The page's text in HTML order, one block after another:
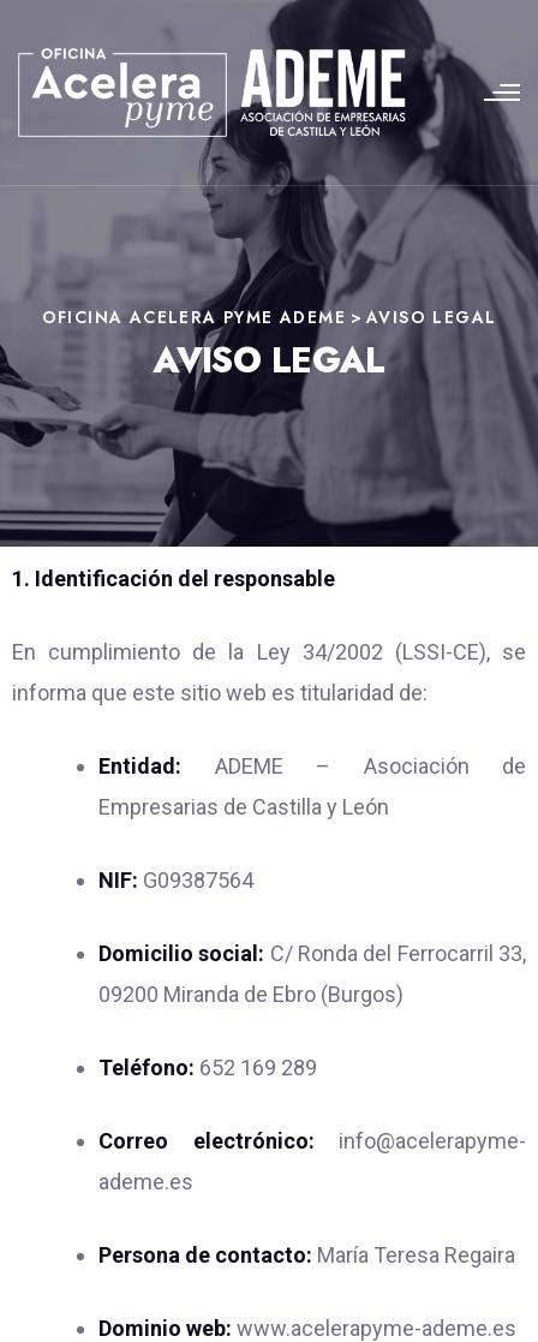
OFICINA ACELERA PYME ADEME >AVISO LEGAL
AVISO LEGAL
1. Identificación del responsable
En cumplimiento de la Ley 34/2002 (LSSI-CE), se
informa que este sitio web es titularidad de:
Entidad: ADEME – Asociación de
Empresarias de Castilla y León
NIF: G09387564
Domicilio social: C/ Ronda del Ferrocarril 33,
09200 Miranda de Ebro (Burgos)
Teléfono: 652 169 289
Correo electrónico:
info@acelerapyme-
ademe.es
Persona de contacto: María Teresa Regaira
Dominio web: www.acelerapyme-ademe.es